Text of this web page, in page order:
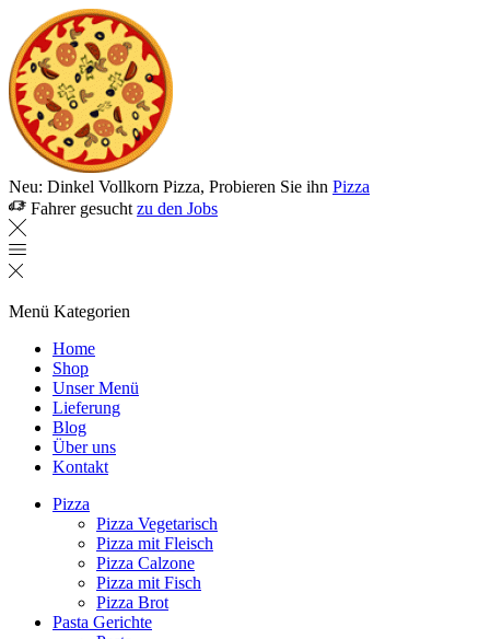
Neu: Dinkel Vollkorn Pizza, Probieren Sie ihn Pizza
Fahrer gesucht zu den Jobs
Menü Kategorien
Home
Shop
Unser Menü
Lieferung
Blog
Über uns
Kontakt
Pizza
Pizza Vegetarisch
Pizza mit Fleisch
Pizza Calzone
Pizza mit Fisch
Pizza Brot
Pasta Gerichte